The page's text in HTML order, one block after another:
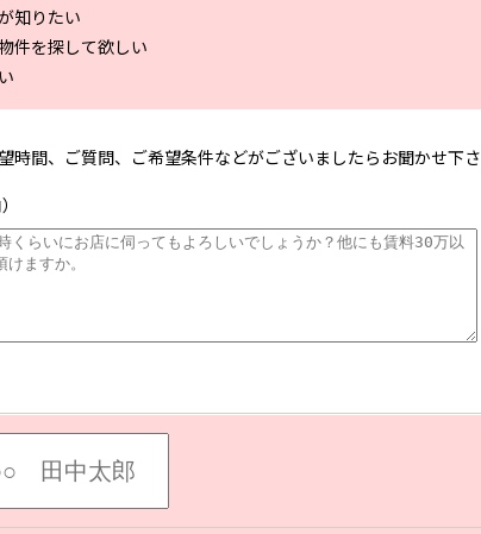
知りたい
件を探して欲しい
時間、ご質問、ご希望条件などがございましたらお聞かせ下さ